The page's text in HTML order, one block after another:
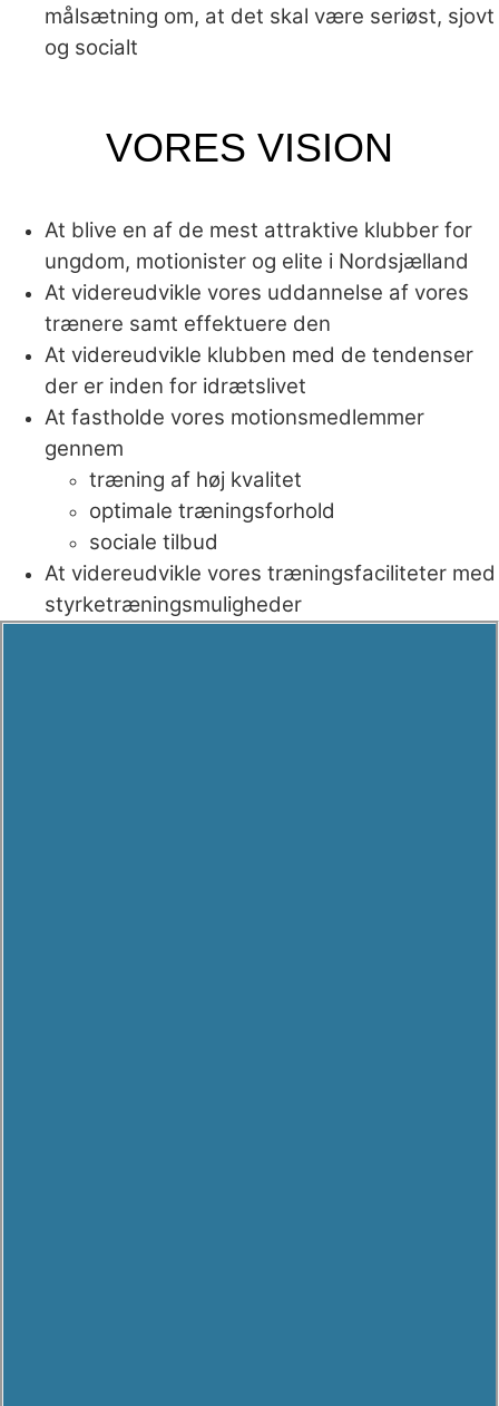
målsætning om, at det skal være seriøst, sjovt
og socialt
VORES VISION
At blive en af de mest attraktive klubber for
ungdom, motionister og elite i Nordsjælland
At videreudvikle vores uddannelse af vores
trænere samt effektuere den
At videreudvikle klubben med de tendenser
der er inden for idrætslivet
At fastholde vores motionsmedlemmer
gennem
træning af høj kvalitet
optimale træningsforhold
sociale tilbud
At videreudvikle vores træningsfaciliteter med
styrketræningsmuligheder